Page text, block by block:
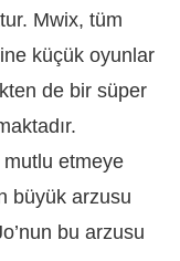
Mwix, tüm
küçük oyunlar
de bir süper
mutlu etmeye
büyük arzusu
bu arzusu